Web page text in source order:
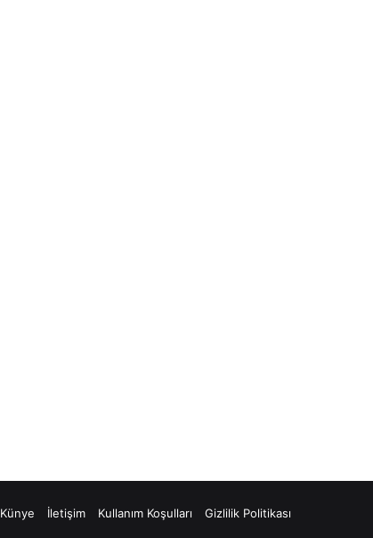
Künye İletişim Kullanım Koşulları Gizlilik Politikası